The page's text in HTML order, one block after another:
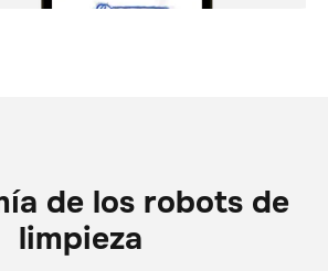
de los robots de
limpieza